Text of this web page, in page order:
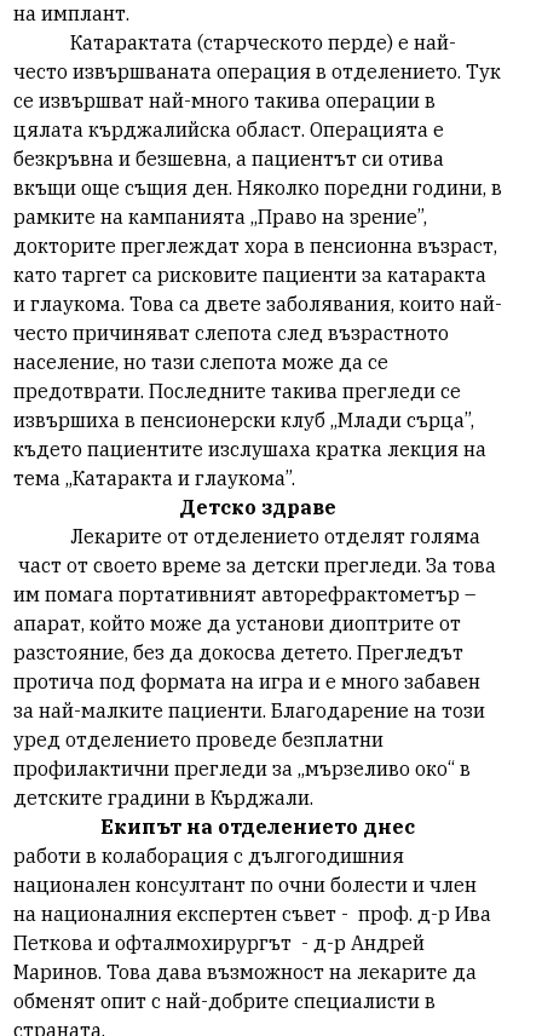
на имплант.
Катарактата (старческото перде) е най-
често извършваната операция в отделението. Тук
се извършват най-много такива операции в
цялата кърджалийска област. Операцията е
безкръвна и безшевна, а пациентът си отива
вкъщи още същия ден. Няколко поредни години, в
рамките на кампанията „Право на зрение”,
докторите преглеждат хора в пенсионна възраст,
като таргет са рисковите пациенти за катаракта
и глаукома. Това са двете заболявания, които най-
често причиняват слепота след възрастното
население, но тази слепота може да се
предотврати. Последните такива прегледи се
извършиха в пенсионерски клуб „Млади сърца”,
където пациентите изслушаха кратка лекция на
тема „Катаракта и глаукома”.
Детско здраве
Лекарите от отделението отделят голяма
част от своето време за детски прегледи. За това
им помага портативният авторефрактометър –
апарат, който може да установи диоптрите от
разстояние, без да докосва детето. Прегледът
протича под формата на игра и е много забавен
за най-малките пациенти. Благодарение на този
уред отделението проведе безплатни
профилактични прегледи за „мързеливо око“ в
детските градини в Кърджали.
Екипът на отделението днес
работи в колаборация с дългогодишния
национален консултант по очни болести и член
на националния експертен съвет - проф. д-р Ива
Петкова и офталмохирургът - д-р Андрей
Маринов. Това дава възможност на лекарите да
обменят опит с най-добрите специалисти в
страната.